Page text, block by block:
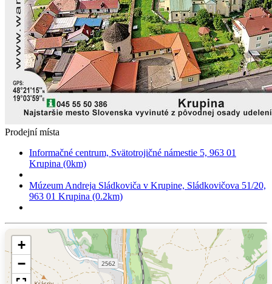
Prodejní místa
Informačné centrum, Svätotrojičné námestie 5, 963 01
Krupina (0km)
Múzeum Andreja Sládkoviča v Krupine, Sládkovičova 51/20,
963 01 Krupina (0.2km)
+
−